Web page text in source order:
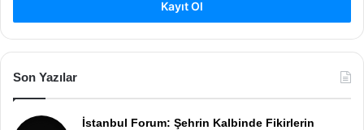
Kayıt Ol
Son Yazılar
İstanbul Forum: Şehrin Kalbinde Fikirlerin